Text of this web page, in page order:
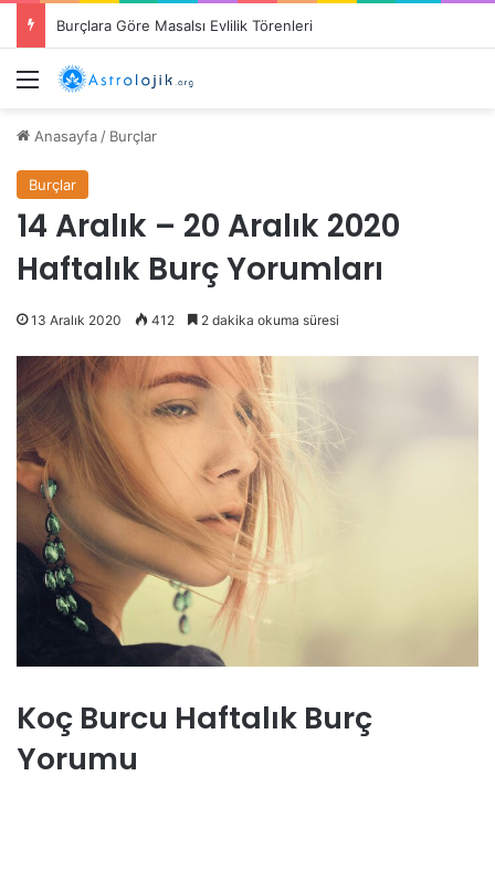
Menü
Anasayfa / Burçlar
Burçlar
14 Aralık – 20 Aralık 2020
Haftalık Burç Yorumları
13 Aralık 2020 412 2 dakika okuma süresi
Koç Burcu Haftalık Burç
Yorumu